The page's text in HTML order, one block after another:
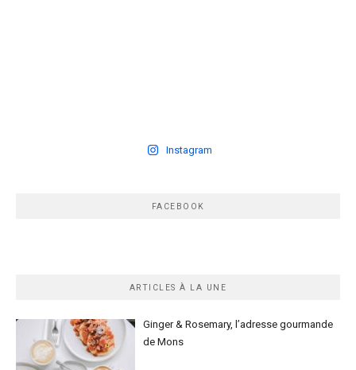
Instagram
FACEBOOK
ARTICLES À LA UNE
Ginger & Rosemary, l’adresse gourmande
de Mons